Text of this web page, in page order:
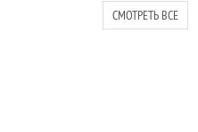
СМОТРЕТЬ ВСЕ